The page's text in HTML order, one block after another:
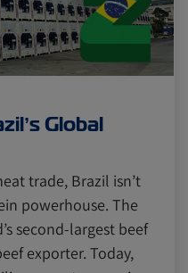
Podcast
Global
trade, Brazil isn’t
powerhouse. The
second-largest beef
exporter. Today,